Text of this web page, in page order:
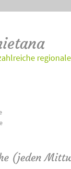
(jeden